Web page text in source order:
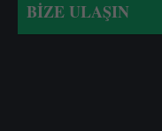
BİZE ULAŞIN